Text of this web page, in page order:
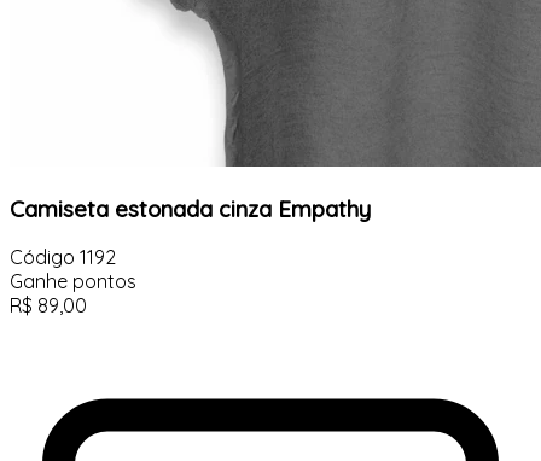
Camiseta estonada cinza Empathy
Código 1192
Ganhe pontos
R$ 89,00